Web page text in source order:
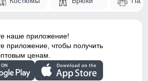
наше приложение!
приложение, чтобы получить
ценам.